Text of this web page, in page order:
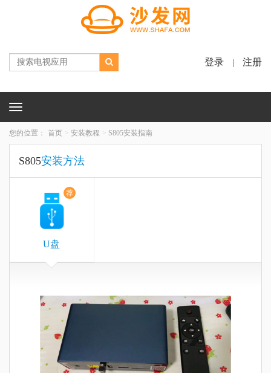
登录 注册
Toggle
您的位置： 首页 安装教程 S805安装指南
S805安装方法
荐
U盘